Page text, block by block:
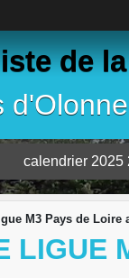
de
calendrier 2025
M3 Pays de Loire
LIGUE